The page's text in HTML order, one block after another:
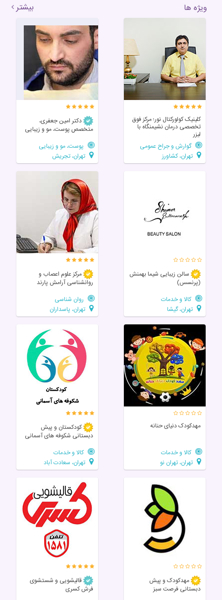
ویژه ها بیشتر
کلینیک کولورکتال نور؛ مرکز فوق‌
تخصصی درمان نشیمنگاه با
لیزر
گوارش و جراح عمومی
تهران، کشاورز
دکتر امین جعفری،
متخصص پوست، مو و زیبایی
پوست، مو و زیبایی
تهران، تجریش
سالن زيبايی شیما بهمنش
(پرنسس)
کالا و خدمات
تهران، گیشا
مرکز علوم اعصاب و
روانشناسی آرامش پارند
روان شناسی
تهران، پاسداران
مهدکودک دنیای حنانه
کالا و خدمات
تهران، تهران نو
کودکستان و پیش
دبستانی شکوفه های آسمانی
کالا و خدمات
تهران، سعادت آباد
مهدکودک و پیش
دبستانی فرصت سبز
قالیشویی و شستشوی
فرش کسری